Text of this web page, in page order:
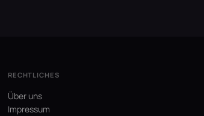
RECHTLICHES
Über uns
Impressum